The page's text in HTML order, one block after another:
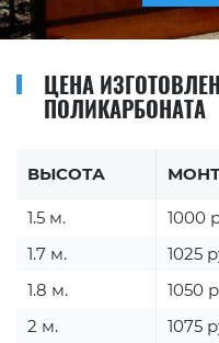
ЦЕНА
ПОЛИКАРБОНАТА
ВЫСОТА
1.5 м. 1000
1.7 м.
1025
1.8 м.
1050
2 м.
1075